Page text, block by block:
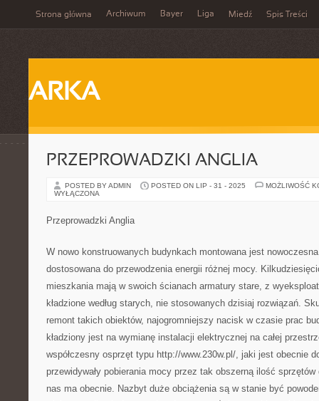
Strona główna Archiwum Bayer Liga Miedź Spis Treści
ARKA
PRZEPROWADZKI ANGLIA
POSTED BY ADMIN POSTED ON LIP - 31 - 2025
MOŻLIWOŚĆ
WYŁĄCZONA
Przeprowadzki Anglia
W nowo konstruowanych budynkach montowana jest
dostosowana do przewodzenia energii różnej mocy.
mieszkania mają w swoich ścianach armatury stare, z
kładzione według starych, nie stosowanych dzisiaj rozwiązań.
remont takich obiektów, najogromniejszy nacisk w czasie prac
kładziony jest na wymianę instalacji elektrycznej na całej
współczesny osprzęt typu http://www.230w.pl/, jaki jest obecnie
przewidywały pobierania mocy przez tak obszerną ilość
nas ma obecnie. Nazbyt duże obciążenia są w stanie być